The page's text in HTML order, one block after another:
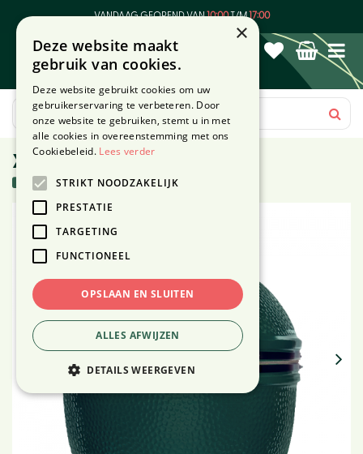
VANDAAG GEOPEND VAN10:00T/M17:00
XLarge Big Green Egg
1 in voorraad
×
Deze website maakt
gebruik van cookies.
Deze website gebruikt cookies om uw
gebruikerservaring te verbeteren. Door
onze website te gebruiken, stemt u in met
alle cookies in overeenstemming met ons
Cookiebeleid. Lees verder
STRIKT NOODZAKELIJK
PRESTATIE
TARGETING
FUNCTIONEEL
OPSLAAN EN SLUITEN
ALLES AFWIJZEN
DETAILS WEERGEVEN